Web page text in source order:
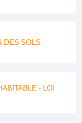
DES SOLS
- LOI